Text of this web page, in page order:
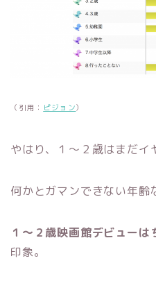
（引用： ピジョン）
やはり、１〜２歳はまだイ
何かとガマンできない年齢
１〜２歳映画館デビューは
印象。